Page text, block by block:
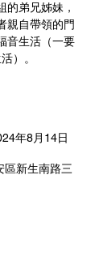
的弟兄姊妹，
親自帶領的門
音生活（一要
）。
年8月14日
區新生南路三